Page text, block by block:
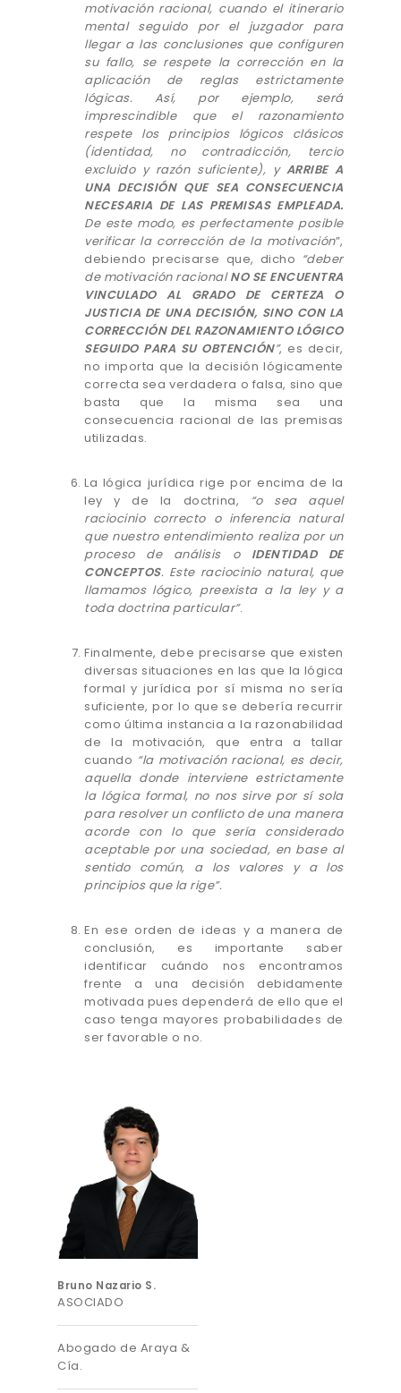
motivación racional, cuando el itinerario
mental seguido por el juzgador para
llegar a las conclusiones que configuren
su fallo, se respete la corrección en la
aplicación de reglas estrictamente
lógicas. Así, por ejemplo, será
imprescindible que el razonamiento
respete los principios lógicos clásicos
(identidad, no contradicción, tercio
excluido y razón suficiente), y ARRIBE A
UNA DECISIÓN QUE SEA CONSECUENCIA
NECESARIA DE LAS PREMISAS EMPLEADA.
De este modo, es perfectamente posible
verificar la corrección de la motivación”,
debiendo precisarse que, dicho “deber
de motivación racionalNO SE ENCUENTRA
VINCULADO AL GRADO DE CERTEZA
O
JUSTICIA DE UNA DECISIÓN, SINO CON LA
CORRECCIÓN DEL RAZONAMIENTO LÓGICO
SEGUIDO PARA SU OBTENCIÓN”, es decir,
no importa que la decisión lógicamente
correcta sea verdadera o falsa, sino que
basta que la misma sea una
consecuencia racional de las premisas
utilizadas.
La lógica jurídica rige por encima de la
ley y de la doctrina,
“o sea aquel
raciocinio correcto o inferencia natural
que nuestro entendimiento realiza por un
proceso de análisis o IDENTIDAD DE
CONCEPTOS. Este raciocinio natural, que
llamamos lógico, preexista a la ley y a
toda doctrina particular”.
Finalmente, debe precisarse que existen
diversas situaciones en las que la lógica
formal y jurídica por sí misma no sería
suficiente, por lo que se debería recurrir
como última instancia a la razonabilidad
de la motivación, que entra a tallar
cuando “la motivación racional, es decir,
aquella donde interviene estrictamente
la lógica formal, no nos sirve por sí sola
para resolver un conflicto de una manera
acorde con lo que sería considerado
aceptable por una sociedad, en base al
sentido común, a los valores y a los
principios que la rige”.
En ese orden de ideas y a manera de
conclusión, es importante saber
identificar cuándo nos encontramos
frente a una decisión debidamente
motivada pues dependerá de ello que el
caso tenga mayores probabilidades de
ser favorable o no.
Bruno Nazario S.
ASOCIADO
Abogado de Araya &
Cía.